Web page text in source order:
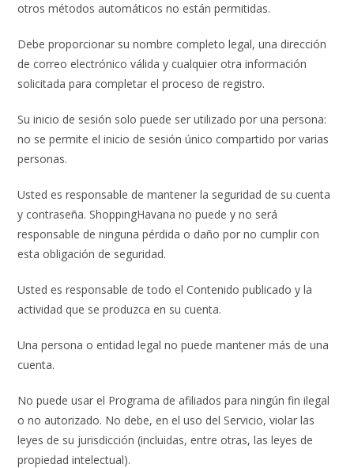
otros métodos automáticos no están permitidas.
Debe proporcionar su nombre completo legal, una dirección
de correo electrónico válida y cualquier otra información
solicitada para completar el proceso de registro.
Su inicio de sesión solo puede ser utilizado por una persona:
no se permite el inicio de sesión único compartido por varias
personas.
Usted es responsable de mantener la seguridad de su cuenta
y contraseña. ShoppingHavana no puede y no será
responsable de ninguna pérdida o daño por no cumplir con
esta obligación de seguridad.
Usted es responsable de todo el Contenido publicado y la
actividad que se produzca en su cuenta.
Una persona o entidad legal no puede mantener más de una
cuenta.
No puede usar el Programa de afiliados para ningún fin ilegal
o no autorizado. No debe, en el uso del Servicio, violar las
leyes de su jurisdicción (incluidas, entre otras, las leyes de
propiedad intelectual).